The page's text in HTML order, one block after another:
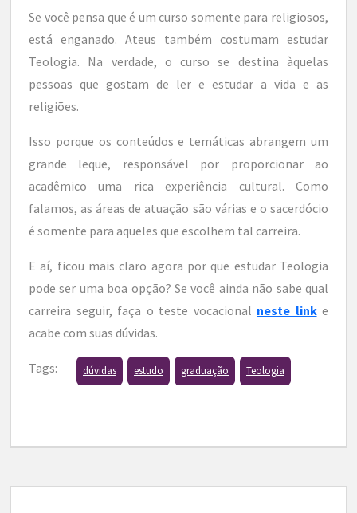
Se você pensa que é um curso somente para religiosos,
está enganado. Ateus também costumam estudar
Teologia. Na verdade, o curso se destina àquelas
pessoas que gostam de ler e estudar a vida e as
religiões.
Isso porque os conteúdos e temáticas abrangem um
grande leque, responsável por proporcionar ao
acadêmico uma rica experiência cultural. Como
falamos, as áreas de atuação são várias e o sacerdócio
é somente para aqueles que escolhem tal carreira.
E aí, ficou mais claro agora por que estudar Teologia
pode ser uma boa opção? Se você ainda não sabe qual
carreira seguir, faça o teste vocacional neste linke
acabe com suas dúvidas.
Tags: dúvidas estudo graduação Teologia